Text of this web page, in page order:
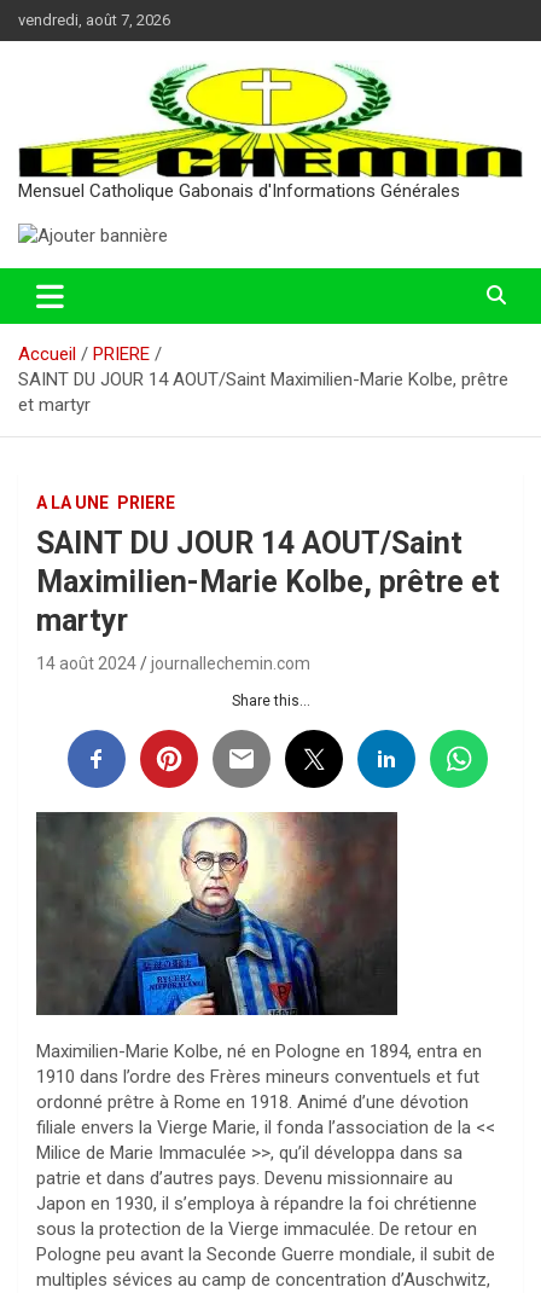
au
vendredi, août 7, 2026
Mensuel Catholique Gabonais d'Informations Générales
Accueil
PRIERE
SAINT DU JOUR 14 AOUT/Saint Maximilien-Marie Kolbe, prêtre
et martyr
A LA UNE PRIERE
SAINT DU JOUR 14 AOUT/Saint
Maximilien-Marie Kolbe, prêtre et
martyr
14 août 2024 journallechemin.com
Share this...
Maximilien-Marie Kolbe, né en Pologne en 1894, entra en
1910 dans l’ordre des Frères mineurs conventuels et fut
ordonné prêtre à Rome en 1918. Animé d’une dévotion
filiale envers la Vierge Marie, il fonda l’association de la <<
Milice de Marie Immaculée >>, qu’il développa dans sa
patrie et dans d’autres pays. Devenu missionnaire au
Japon en 1930, il s’employa à répandre la foi chrétienne
sous la protection de la Vierge immaculée. De retour en
Pologne peu avant la Seconde Guerre mondiale, il subit de
multiples sévices au camp de concentration d’Auschwitz,